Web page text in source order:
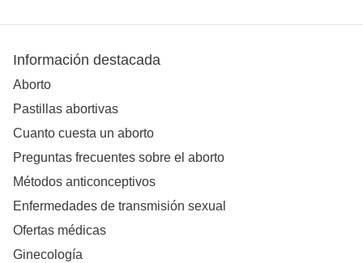
Información destacada
Aborto
Pastillas abortivas
Cuanto cuesta un aborto
Preguntas frecuentes sobre el aborto
Métodos anticonceptivos
Enfermedades de transmisión sexual
Ofertas médicas
Ginecología